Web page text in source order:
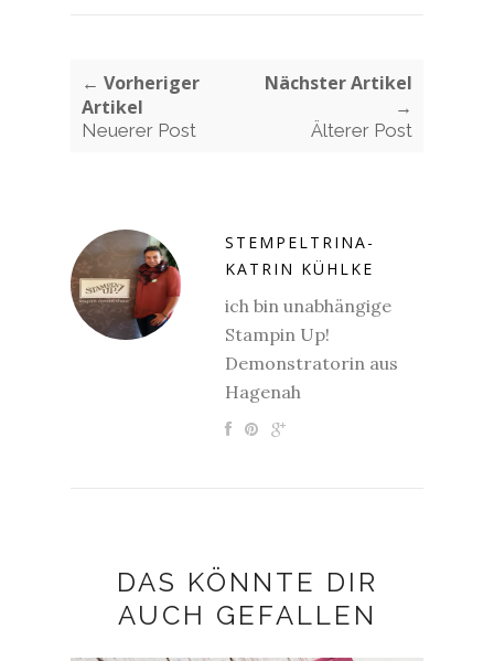
← Vorheriger
Artikel
Neuerer Post
Nächster Artikel
→
Älterer Post
STEMPELTRINA-
KATRIN KÜHLKE
ich bin unabhängige
Stampin Up!
Demonstratorin aus
Hagenah
DAS KÖNNTE DIR
AUCH GEFALLEN